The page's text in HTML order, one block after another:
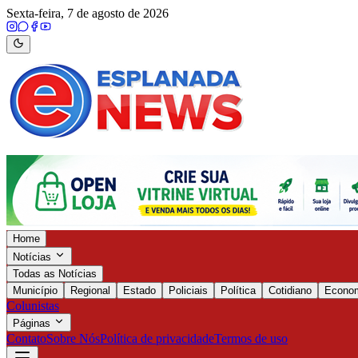
Sexta-feira, 7 de agosto de 2026
Home
Notícias
Todas as Notícias
Município
Regional Estado Policiais Política Cotidiano
Colunistas
Páginas
ContatoSobre NósPolítica de privacidadeTermos de uso